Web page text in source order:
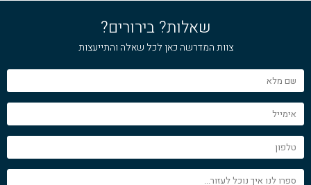
שאלות? בירורים?
צוות המדרשה כאן לכל שאלה והתייעצות
שם
מלא
אימייל
טלפון
ספרו